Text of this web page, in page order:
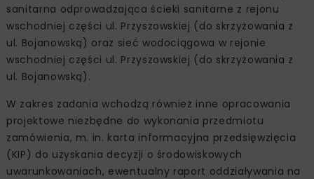
sanitarna odprowadzająca ścieki sanitarne z rejonu
wschodniej części ul. Przyszowskiej (do skrzyżowania z
ul. Bojanowską) oraz sieć wodociągowa w rejonie
wschodniej części ul. Przyszowskiej (do skrzyżowania z
ul. Bojanowską).
W zakres zadania wchodzą również inne opracowania
projektowe niezbędne do wykonania przedmiotu
zamówienia, m. in. karta informacyjna przedsięwzięcia
(KIP) do uzyskania decyzji o środowiskowych
uwarunkowaniach, ewentualny raport oddziaływania na